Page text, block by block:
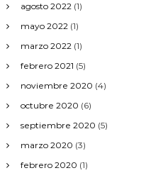
agosto 2022(1)
mayo 2022(1)
marzo 2022(1)
febrero 2021 (5)
noviembre 2020 (4)
octubre 2020 (6)
septiembre 2020 (5)
marzo 2020 (3)
febrero 2020 (1)